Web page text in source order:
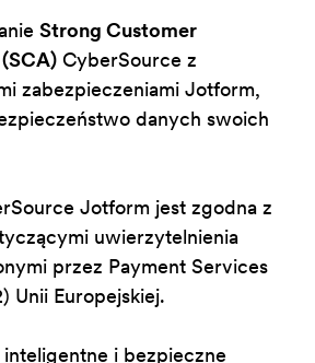
Strong Customer
CyberSource z
zabezpieczeniami Jotform,
danych swoich
Jotform jest zgodna z
uwierzytelnienia
przez Payment Services
Unii Europejskiej.
i bezpieczne